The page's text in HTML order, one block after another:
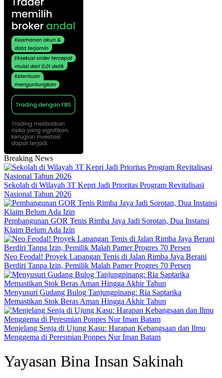
Breaking News
Sekolah di Wilayah 3T Kepri Jadi Prioritas Program Revitalisasi
Nasional Tahun 2026
Pembangunan GOR Tenis Rimba Jaya Jadi Sorotan, Dua Instansi
Klaim Belum Ada Izin
Neo Feodal! Proyek Lapangan Tenis di Jalan Rimba Jaya Berani
Berdiri Tanpa Izin, Pemilik Malah Pamer Progres 70 Persen
Menyusuri Gudang Bulog Tanjungpinang: Ria Saptarika
Memastikan Stok Beras Aman Hingga Akhir Tahun
Menjelang Senja di Ujung Kasu: Harapan Kebangsaan dan Ilmu
Menggema di Peresmian Ponpes Nur Iman Batam
Yayasan Bina Insan Sakinah